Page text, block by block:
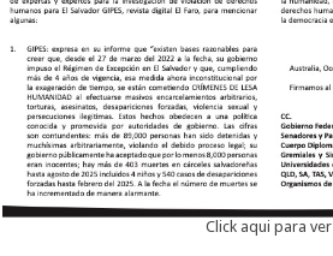
Click aqui para ver